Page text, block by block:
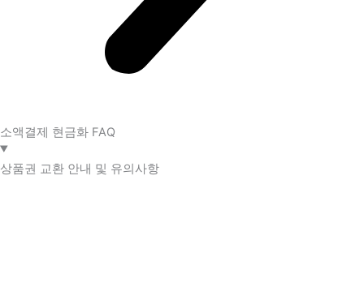
소액결제 현금화 FAQ​
상품권 교환 안내 및 유의사항